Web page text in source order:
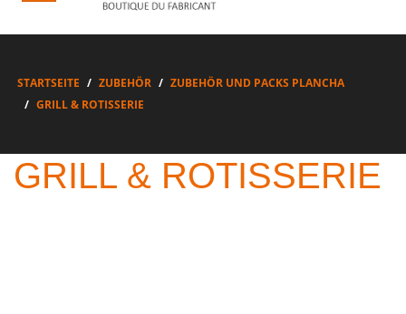
STARTSEITE ZUBEHÖR
ZUBEHÖR UND PACKS PLANCHA
GRILL & ROTISSERIE
GRILL & ROTISSERIE